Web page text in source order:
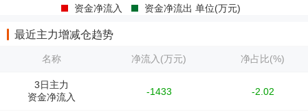
资金净流入 资金净流出 单位(万元)
最近主力增减仓趋势
名称 净流入(万元) 净占比(%)
3日主力
资金净流入
-1433 -2.02